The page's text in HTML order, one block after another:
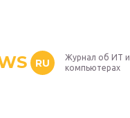
RU
Журнал об ИТ и
компьютерах